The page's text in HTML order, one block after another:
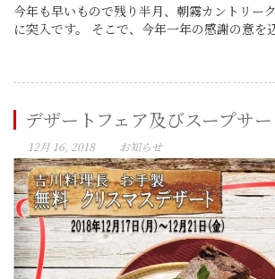
今年も早いもので残り半月、朝霧カントリー
に突入です。 そこで、今年一年の感謝の意
デザートフェア及びスープサ
12月 16, 2018 お知らせ